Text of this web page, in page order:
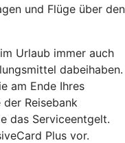
und Flüge über den
Urlaub immer auch
dabeihaben.
am Ende Ihres
Reisebank
das Serviceentgelt.
Plus vor.